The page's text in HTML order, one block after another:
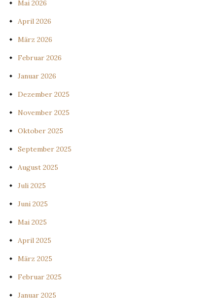
Mai 2026
April 2026
März 2026
Februar 2026
Januar 2026
Dezember 2025
November 2025
Oktober 2025
September 2025
August 2025
Juli 2025
Juni 2025
Mai 2025
April 2025
März 2025
Februar 2025
Januar 2025